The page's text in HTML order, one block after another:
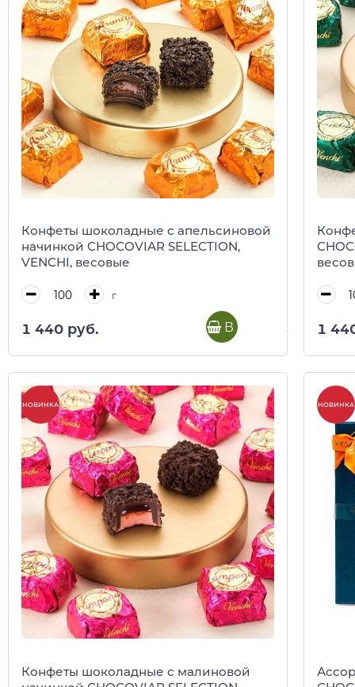
Конфеты шоколадные с апельсиновой
начинкой CHOCOVIAR SELECTION,
VENCHI, весовые
г
1 440 руб. В корзину 1
НОВИНКА
Конфеты шоколадные c малиновой
НОВИНКА